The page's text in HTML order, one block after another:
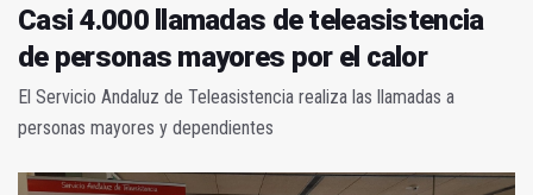
Casi 4.000 llamadas de teleasistencia
de personas mayores por el calor
El Servicio Andaluz de Teleasistencia realiza las llamadas a
personas mayores y dependientes